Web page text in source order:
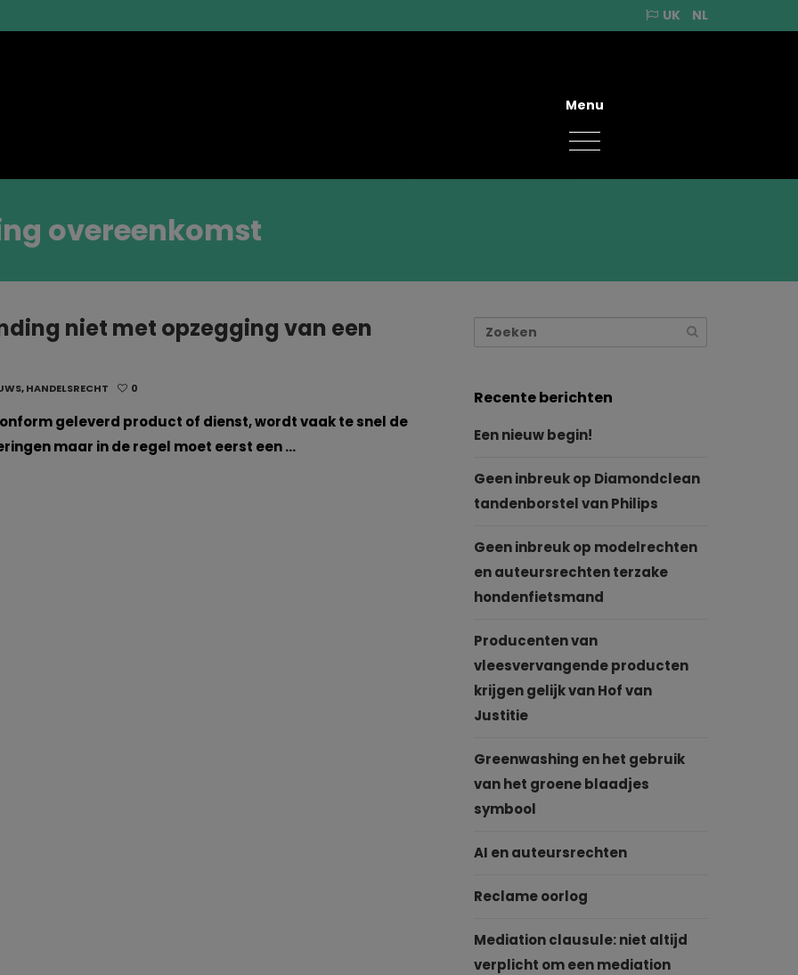
UK NL
overeenkomst
niet met opzegging van een
,HANDELSRECHT 0
geleverd product of dienst, wordt vaak te snel de
maar in de regel moet eerst een …
Recente berichten
Een nieuw begin!
Geen inbreuk op Diamondclean
tandenborstel van Philips
Geen inbreuk op modelrechten
en auteursrechten terzake
hondenfietsmand
Producenten van
vleesvervangende producten
krijgen gelijk van Hof van
Justitie
Greenwashing en het gebruik
van het groene blaadjes
symbool
AI en auteursrechten
Reclame oorlog
Mediation clausule: niet altijd
verplicht om een mediation
Menu